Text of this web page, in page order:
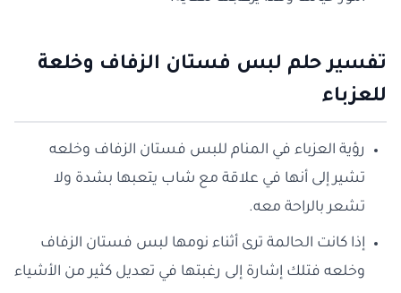
تفسير حلم لبس فستان الزفاف وخلعة
للعزباء
رؤية العزباء في المنام للبس فستان الزفاف وخلعه
تشير إلى أنها في علاقة مع شاب يتعبها بشدة ولا
تشعر بالراحة معه.
إذا كانت الحالمة ترى أثناء نومها لبس فستان الزفاف
وخلعه فتلك إشارة إلى رغبتها في تعديل كثير من الأشياء